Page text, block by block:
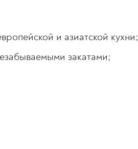
и азиатской кухни;
закатами;